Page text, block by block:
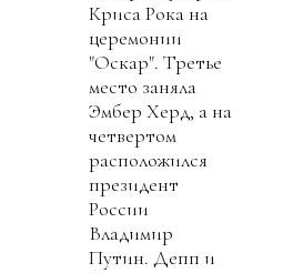
Криса Рока на
церемонии
"Оскар". Третье
место заняла
Эмбер Херд, а на
четвертом
расположился
президент
России
Владимир
Путин. Депп и